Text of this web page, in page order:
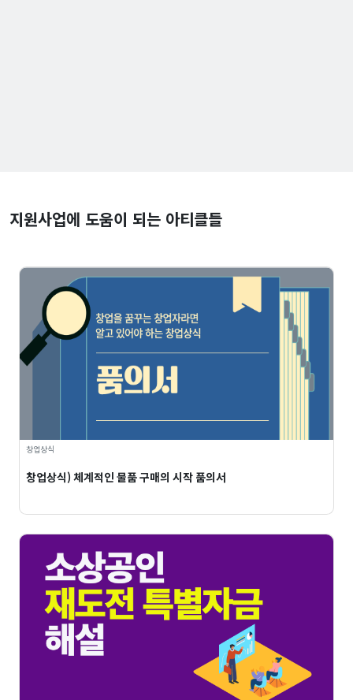
지원사업에 도움이 되는 아티클들
창업상식
창업상식) 체계적인 물품 구매의 시작 품의서